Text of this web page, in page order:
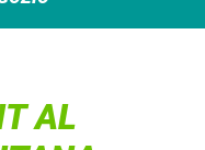
AL